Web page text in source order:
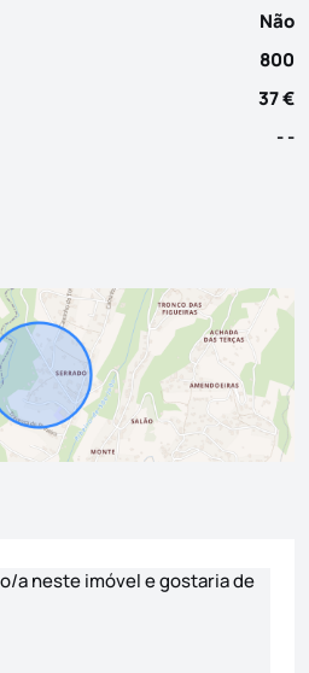
Não
800
37 €
- -